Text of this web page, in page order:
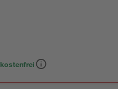
kostenfrei